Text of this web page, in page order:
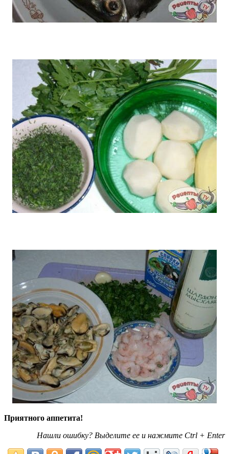
Приятного аппетита!
Нашли ошибку? Выделите ее и нажмите Ctrl + Enter